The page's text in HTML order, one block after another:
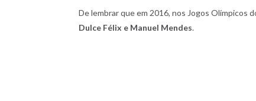
De lembrar que em 2016, nos Jogos Olímpicos
Dulce Félix e Manuel Mendes.